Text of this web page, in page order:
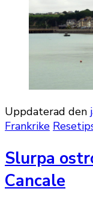
Uppdaterad den
Frankrike
Slurpa
Cancale